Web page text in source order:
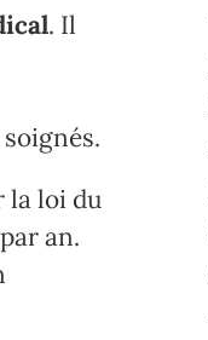
. Il
la loi du
an.